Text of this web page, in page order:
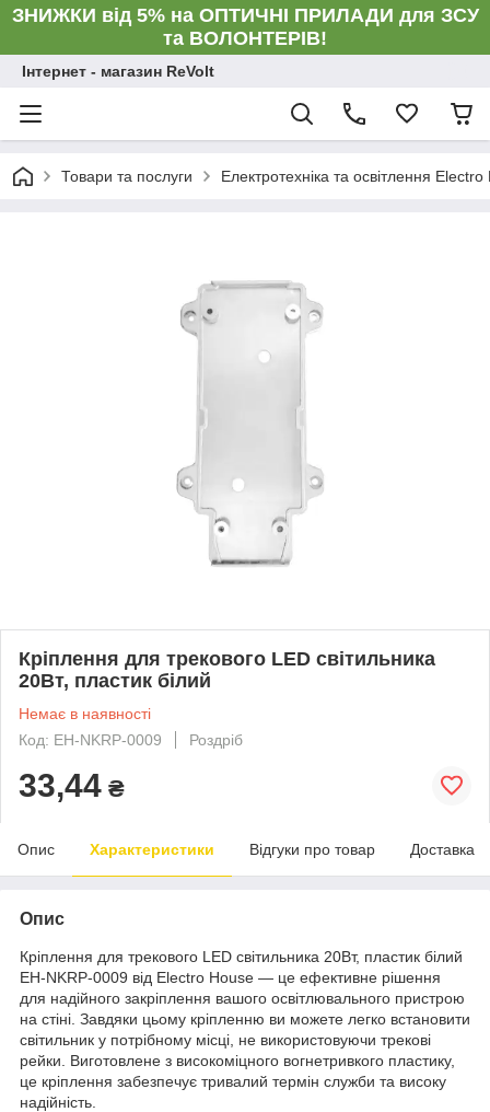
ЗНИЖКИ від 5% на ОПТИЧНІ ПРИЛАДИ для ЗСУ
та ВОЛОНТЕРІВ!
Інтернет - магазин ReVolt
Товари та послуги Електротехніка та освітлення
Кріплення для трекового LED світильника
20Вт, пластик білий
Немає в наявності
Код: EH-NKRP-0009
Роздріб
33,44 ₴
Опис Характеристики Відгуки про товар Доставка
Опис
Кріплення для трекового LED світильника 20Вт, пластик білий
EH-NKRP-0009 від Electro House — це ефективне рішення
для надійного закріплення вашого освітлювального пристрою
на стіні. Завдяки цьому кріпленню ви можете легко встановити
світильник у потрібному місці, не використовуючи трекові
рейки. Виготовлене з високоміцного вогнетривкого пластику,
це кріплення забезпечує тривалий термін служби та високу
надійність.